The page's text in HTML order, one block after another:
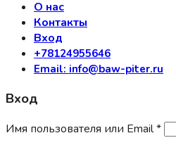
О нас
Контакты
Вход
+78124955646
Email: info@baw-piter.ru
Вход
Имя пользователя или Email*